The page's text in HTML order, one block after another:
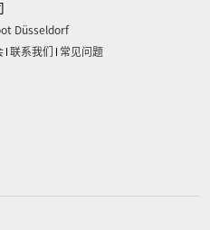
Düsseldorf
联系我们
常见问题